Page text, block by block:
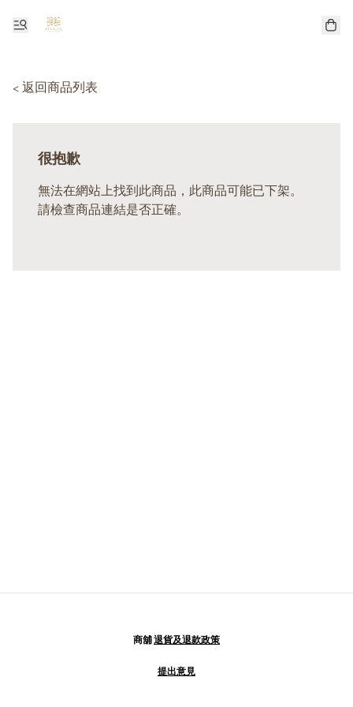
< 返回商品列表
很抱歉
無法在網站上找到此商品，此商品可能已下架。
請檢查商品連結是否正確。
商舖退貨及退款政策
提出意見